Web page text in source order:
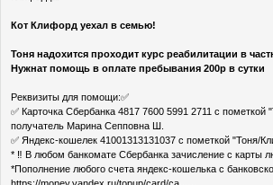
Кот Клифорд уехал в семью!
Тоня надохится проходит курс реабилитации в
Нужнат помощь в оплате пребывания 200р в сутки
Реквизиты для помощи:✅
✅ Карточка Сбербанка 4817 7600 5991 2711 с пометкой
получатель Марина Сепповна Ш.
✅ Яндекс-кошелек 41001313131037 с пометкой "Тоня/
* ‼ В любом банкомате Сбербанка зачисление с карты
*Пополнение любого счета яндекс-кошелька с
https://money.yandex.ru/topup/card/ca...…